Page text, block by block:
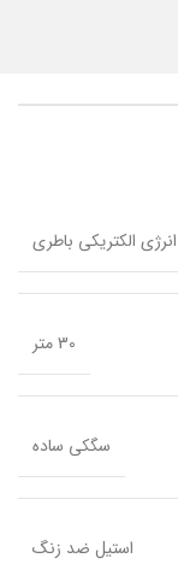
انرژی الکتریکی باطری
30 متر
سگکی ساده
استیل ضد زنگ